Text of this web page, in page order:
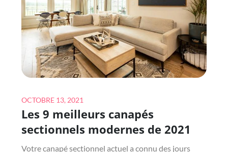
LA
DÉCORATION
DE
VOTRE
CHALET
À
GERVAIS
Posted
on
OCTOBRE 13, 2021
Les 9 meilleurs canapés
sectionnels modernes de 2021
Votre canapé sectionnel actuel a connu des jours